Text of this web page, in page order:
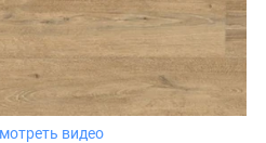
видео